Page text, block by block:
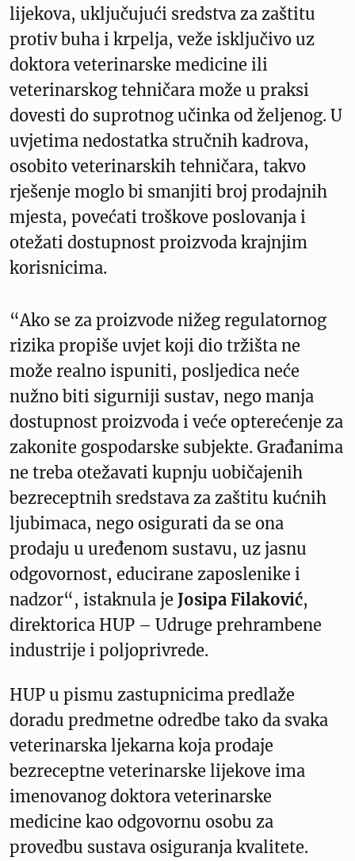
lijekova, uključujući sredstva za zaštitu
protiv buha i krpelja, veže isključivo uz
doktora veterinarske medicine ili
veterinarskog tehničara može u praksi
dovesti do suprotnog učinka od željenog. U
uvjetima nedostatka stručnih kadrova,
osobito veterinarskih tehničara, takvo
rješenje moglo bi smanjiti broj prodajnih
mjesta, povećati troškove poslovanja i
otežati dostupnost proizvoda krajnjim
korisnicima.
“Ako se za proizvode nižeg regulatornog
rizika propiše uvjet koji dio tržišta ne
može realno ispuniti, posljedica neće
nužno biti sigurniji sustav, nego manja
dostupnost proizvoda i veće opterećenje za
zakonite gospodarske subjekte. Građanima
ne treba otežavati kupnju uobičajenih
bezreceptnih sredstava za zaštitu kućnih
ljubimaca, nego osigurati da se ona
prodaju u uređenom sustavu, uz jasnu
odgovornost, educirane zaposlenike i
nadzor“, istaknula je Josipa Filaković,
direktorica HUP – Udruge prehrambene
industrije i poljoprivrede.
HUP u pismu zastupnicima predlaže
doradu predmetne odredbe tako da svaka
veterinarska ljekarna koja prodaje
bezreceptne veterinarske lijekove ima
imenovanog doktora veterinarske
medicine kao odgovornu osobu za
provedbu sustava osiguranja kvalitete.